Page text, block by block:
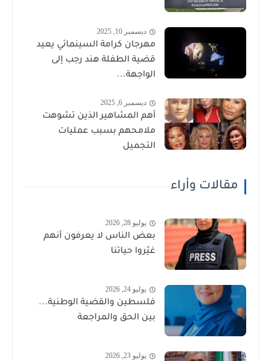
ديسمبر 10, 2025
مهرجان كرامة السينمائي يعيد
قضية الطفلة هند رجب إلى
الواجهة...
ديسمبر 6, 2025
أهم المشاهير الذين تشوهت
ملامحهم بسبب عمليات
التجميل
مقالات وأراء
يوليو 28, 2026
بعض الناس لا يعرفون أنهم
غيّروا حياتنا
يوليو 24, 2026
فلسطين والقضية الوطنية...
بين الحق والمراجعة
يوليو 23, 2026